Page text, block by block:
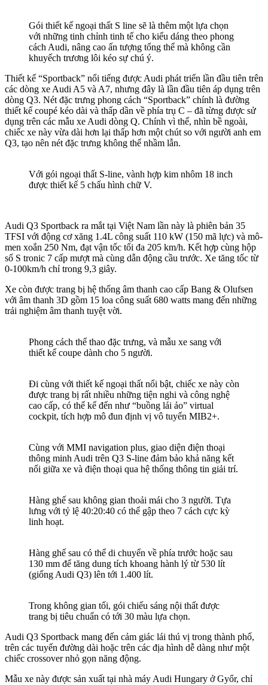
Gói thiết kế ngoại thất S line sẽ là thêm một lựa chọn
với những tinh chỉnh tinh tế cho kiểu dáng theo phong
cách Audi, nâng cao ấn tượng tổng thể mà không cần
khuyếch trương lôi kéo sự chú ý.
Thiết kế “Sportback” nổi tiếng được Audi phát triển lần đầu tiên trên
các dòng xe Audi A5 và A7, nhưng đây là lần đầu tiên áp dụng trên
dòng Q3. Nét đặc trưng phong cách “Sportback” chính là đường
thiết kế coupé kéo dài và thấp dần về phía trụ C – đã từng được sử
dụng trên các mẫu xe Audi dòng Q. Chính vì thế, nhìn bề ngoài,
chiếc xe này vừa dài hơn lại thấp hơn một chút so với người anh em
Q3, tạo nên nét đặc trưng không thể nhầm lẫn.
Với gói ngoại thất S-line, vành hợp kim nhôm 18 inch
được thiết kế 5 chấu hình chữ V.
Audi Q3 Sportback ra mắt tại Việt Nam lần này là phiên bản 35
TFSI với động cơ xăng 1.4L công suất 110 kW (150 mã lực) và mô-
men xoắn 250 Nm, đạt vận tốc tối đa 205 km/h. Kết hợp cùng hộp
số S tronic 7 cấp mượt mà cùng dẫn động cầu trước. Xe tăng tốc từ
0-100km/h chỉ trong 9,3 giây.
Xe còn được trang bị hệ thống âm thanh cao cấp Bang & Olufsen
với âm thanh 3D gồm 15 loa công suất 680 watts mang đến những
trải nghiệm âm thanh tuyệt vời.
Phong cách thể thao đặc trưng, và mẫu xe sang với
thiết kế coupe dành cho 5 người.
Đi cùng với thiết kế ngoại thất nổi bật, chiếc xe này còn
được trang bị rất nhiều những tiện nghi và công nghệ
cao cấp, có thể kể đến như “buồng lái ảo” virtual
cockpit, tích hợp mô đun định vị vô tuyến MIB2+.
Cùng với MMI navigation plus, giao diện điện thoại
thông minh Audi trên Q3 S-line đảm bảo khả năng kết
nối giữa xe và điện thoại qua hệ thống thông tin giải trí.
Hàng ghế sau không gian thoải mái cho 3 người. Tựa
lưng với tỷ lệ 40:20:40 có thể gập theo 7 cách cực kỳ
linh hoạt.
Hàng ghế sau có thể di chuyển về phía trước hoặc sau
130 mm để tăng dung tích khoang hành lý từ 530 lít
(giống Audi Q3) lên tới 1.400 lít.
Trong không gian tối, gói chiếu sáng nội thất được
trang bị tiêu chuẩn có tới 30 màu lựa chọn.
Audi Q3 Sportback mang đến cảm giác lái thú vị trong thành phố,
trên các tuyến đường dài hoặc trên các địa hình dễ dàng như một
chiếc crossover nhỏ gọn năng động.
Mẫu xe này được sản xuất tại nhà máy Audi Hungary ở Győr, chỉ